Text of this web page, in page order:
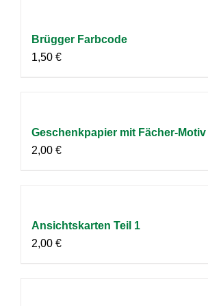
Brügger Farbcode
1,50 €
Geschenkpapier mit Fächer-Motiv
2,00 €
Ansichtskarten Teil 1
2,00 €